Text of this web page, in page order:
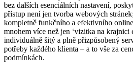
bez dalších esenciálních nastavení,
přístup není jen tvorba webových
kompletně funkčního a efektivního
mnohem více než jen ‘vizitka na krajnici
individuálně šitý a plně přizpůsobený
potřeby každého klienta – a to vše za
podmínkách.